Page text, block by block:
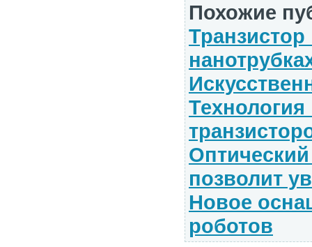
Похожие
позволит
Новое
роботов